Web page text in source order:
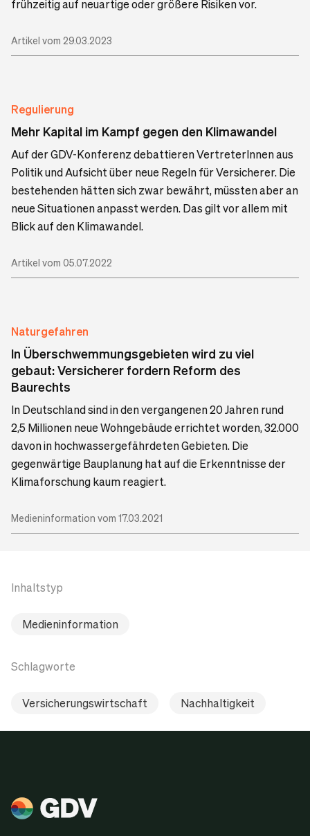
frühzeitig auf neuartige oder größere Risiken vor.
Artikel vom 29.03.2023
Regulierung
Mehr Kapital im Kampf gegen den Klimawandel
Auf der GDV-Konferenz debattieren VertreterInnen aus
Politik und Aufsicht über neue Regeln für Versicherer. Die
bestehenden hätten sich zwar bewährt, müssten aber an
neue Situationen anpasst werden. Das gilt vor allem mit
Blick auf den Klimawandel.
Artikel vom 05.07.2022
Naturgefahren
In Überschwemmungsgebieten wird zu viel
gebaut: Versicherer fordern Reform des
Baurechts
In Deutschland sind in den vergangenen 20 Jahren rund
2,5 Millionen neue Wohngebäude errichtet worden, 32.000
davon in hochwassergefährdeten Gebieten. Die
gegenwärtige Bauplanung hat auf die Erkenntnisse der
Klimaforschung kaum reagiert.
Medieninformation vom 17.03.2021
Inhaltstyp
Medieninformation
Schlagworte
Versicherungswirtschaft Nachhaltigkeit